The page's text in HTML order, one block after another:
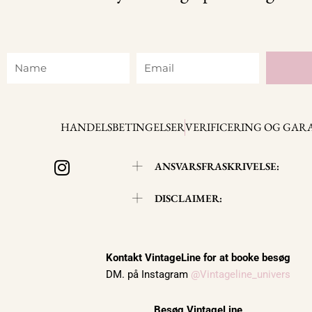
HANDELSBETINGELSERVERIFICERING OG
I
n
ANSVARSFRASKRIVELSE:
DISCLAIMER:
Kontakt VintageLine for at booke besøg
DM. på Instagram @Vintageline_univers